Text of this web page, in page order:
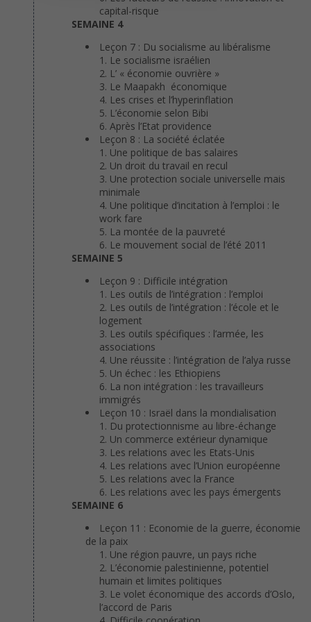
capital-risque
SEMAINE 4
Leçon 7 : Du socialisme au libéralisme
Le socialisme israélien
L’ « économie ouvrière »
Le Maapakh économique
Les crises et l’hyperinflation
L’économie selon Bibi
Après l’Etat providence
Leçon 8 : La société éclatée
Une politique de bas salaires
Un droit du travail en recul
Une protection sociale universelle mais
minimale
Une politique d’incitation à l’emploi : le
work fare
La montée de la pauvreté
Le mouvement social de l’été 2011
SEMAINE 5
Leçon 9 : Difficile intégration
Les outils de l’intégration : l’emploi
Les outils de l’intégration : l’école et le
logement
Les outils spécifiques : l’armée, les
associations
Une réussite : l’intégration de l’alya russe
Un échec : les Ethiopiens
La non intégration : les travailleurs
immigrés
Leçon 10 : Israël dans la mondialisation
Du protectionnisme au libre-échange
Un commerce extérieur dynamique
Les relations avec les Etats-Unis
Les relations avec l’Union européenne
Les relations avec la France
Les relations avec les pays émergents
SEMAINE 6
Leçon 11 : Economie de la guerre, économie
de la paix
Une région pauvre, un pays riche
L’économie palestinienne, potentiel
humain et limites politiques
Le volet économique des accords d’Oslo,
l’accord de Paris